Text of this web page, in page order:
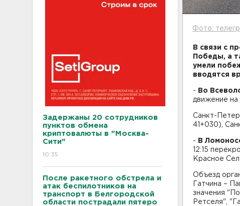
Задержаны 20 сотрудников
пунктов обмена
криптовалюты в "Москва-
Сити"
10:35
После ракетного обстрела и
атак беспилотников на
транспорт в Белгородской
области пострадали пятеро
Фото:
В связи с
Победы, а
умели
вводятся
- Во
движение
Санкт-
41+030),
- В
12:15
Красное
Объезд
Гатчина –
значения
Ретселя",